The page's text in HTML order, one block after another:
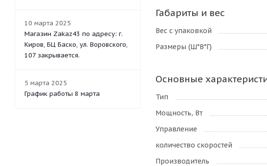
Габариты и вес
Вес с упаковкой
Размеры (Ш*В*Г)
Основные
Тип
Мощность, Вт
Управление
количество скоростей
Производитель
10 марта 2025
Магазин Zakaz43 по адресу: г.
Киров, БЦ Баско, ул. Воровского,
107 закрывается.
5 марта 2025
График работы 8 марта